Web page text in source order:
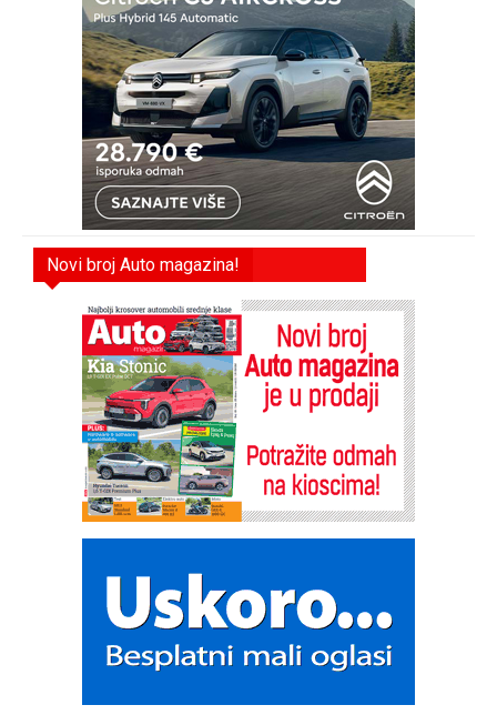
Novi broj Auto magazina!